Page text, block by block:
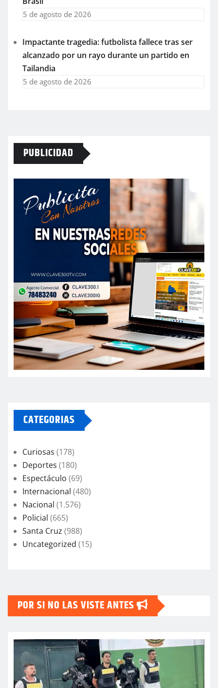
5 de agosto de 2026
Impactante tragedia: futbolista fallece tras ser
alcanzado por un rayo durante un partido en
Tailandia
5 de agosto de 2026
PUBLICIDAD
CATEGORIAS
Curiosas (178)
Deportes (180)
Espectáculo (69)
Internacional (480)
Nacional (1.576)
Policial (665)
Santa Cruz (988)
Uncategorized (15)
POR SI NO LAS VISTE ANTES